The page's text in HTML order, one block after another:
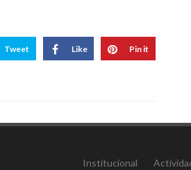
Tweet Like Pin it
Institucional